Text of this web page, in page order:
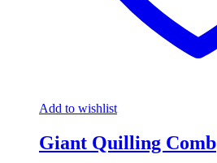
Add to wishlist
Giant Quilling Comb